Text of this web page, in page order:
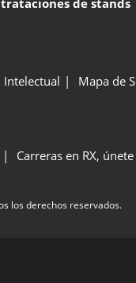
Intelectual Mapa de
Carreras en RX,
los derechos reservados.